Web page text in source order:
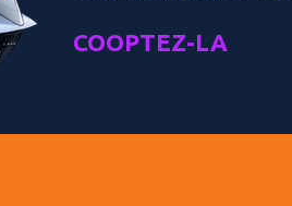
COOPTEZ-LA